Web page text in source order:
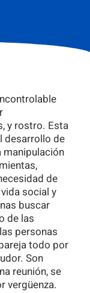
y rostro. Esta
desarrollo de
de
social y
buscar
de las
personas
todo por
Son
reunión, se
vergüenza.